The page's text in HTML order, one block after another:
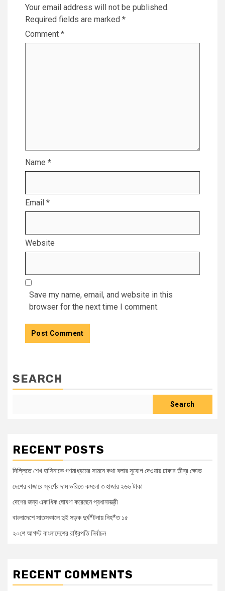
Your email address will not be published.
Required fields are marked *
Comment *
Name *
Email *
Website
Save my name, email, and website in this
browser for the next time I comment.
SEARCH
Search
RECENT POSTS
দিল্লিতে শেখ হাসিনাকে গণমাধ্যমের সামনে কথা বলার সুযোগ দেওয়ায় ঢাকার তীব্র ক্ষোভ
দেশের বাজারে স্বর্ণের দাম ভরিতে কমলো ৩ হাজার ২৬৬ টাকা
দেশের জন্য একাধিক ঘোষণা করেছেন প্রধানমন্ত্রী
বাংলাদেশে সাতসকালে দুই সড়ক দুর্ঘ*টনায় নিহ*ত ১৫
২০শে আগস্ট বাংলাদেশের রাষ্ট্রপতি নির্বাচন
RECENT COMMENTS